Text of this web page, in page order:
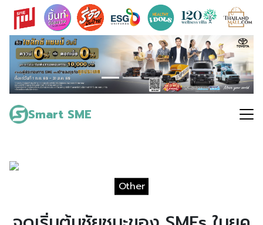
Skip
content
Smart SME
Search
for:
Other